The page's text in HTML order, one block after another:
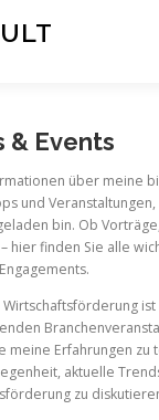
& Events
über meine
und
bin. Ob
hier finden Sie alle
ist
meine Erfahrungen zu
aktuelle
zu